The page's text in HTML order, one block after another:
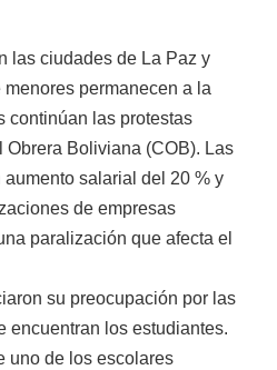
las ciudades de La Paz y
permanecen a la
continúan las protestas
Obrera Boliviana (COB). Las
salarial del 20 % y
de empresas
paralización que afecta el
su preocupación por las
encuentran los estudiantes.
uno de los escolares